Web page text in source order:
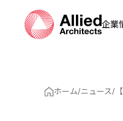
企業
ホーム/ニュース/